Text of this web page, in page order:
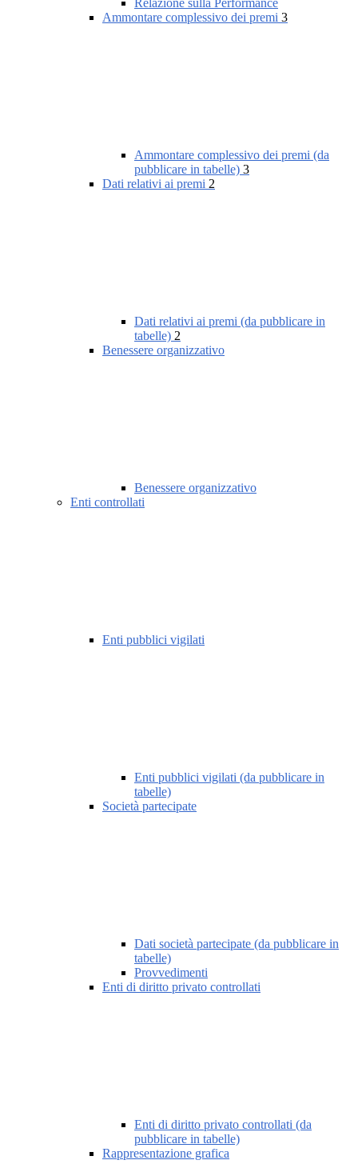
Relazione sulla Performance
Ammontare complessivo dei premi 3
Ammontare complessivo dei premi (da
pubblicare in tabelle) 3
Dati relativi ai premi 2
Dati relativi ai premi (da pubblicare in
tabelle) 2
Benessere organizzativo
Benessere organizzativo
Enti controllati
Enti pubblici vigilati
Enti pubblici vigilati (da pubblicare in
tabelle)
Società partecipate
Dati società partecipate (da pubblicare in
tabelle)
Provvedimenti
Enti di diritto privato controllati
Enti di diritto privato controllati (da
pubblicare in tabelle)
Rappresentazione grafica